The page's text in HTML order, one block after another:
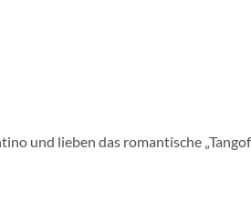
und lieben das romantische